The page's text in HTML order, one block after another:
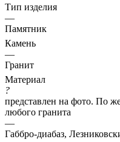
Тип изделия
—
Памятник
Камень
—
Гранит
Материал
?
представлен на фото. По
любого гранита
—
Габбро-диабаз,